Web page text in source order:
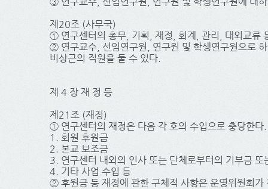
제20조 (사무국)
① 연구센터의 총무, 기획, 재정, 회계, 관리, 대외교류
② 연구교수, 선임연구원, 연구원 및 학생연구원으로
비상근의 직원을 둘 수 있다.
제 4 장 재 정 등
제21조 (재정)
① 연구센터의 재정은 다음 각 호의 수입으로 충당한다.
1. 회원 후원금
2. 본교 보조금
3. 연구센터 내외의 인사 또는 단체로부터의 기부금 또
4. 기타 사업 수입 등
② 후원금 등 재정에 관한 구체적 사항은 운영위원회가